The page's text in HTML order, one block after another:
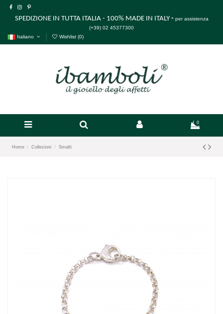
SPEDIZIONE IN TUTTA ITALIA - 100% MADE IN ITALY - per assistenza
(+39) 02 45377300
Italiano
Wishlist (0)
0
Home Collezioni Smalti